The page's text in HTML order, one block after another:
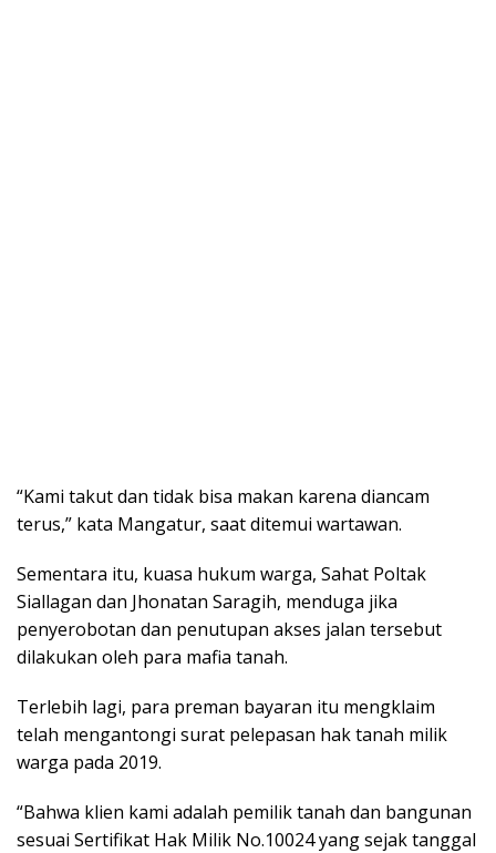
“Kami takut dan tidak bisa makan karena diancam
terus,” kata Mangatur, saat ditemui wartawan.
Sementara itu, kuasa hukum warga, Sahat Poltak
Siallagan dan Jhonatan Saragih, menduga jika
penyerobotan dan penutupan akses jalan tersebut
dilakukan oleh para mafia tanah.
Terlebih lagi, para preman bayaran itu mengklaim
telah mengantongi surat pelepasan hak tanah milik
warga pada 2019.
“Bahwa klien kami adalah pemilik tanah dan bangunan
sesuai Sertifikat Hak Milik No.10024 yang sejak tanggal